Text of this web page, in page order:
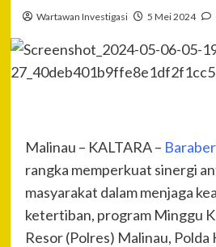
Wartawan Investigasi 5 Mei 2024
Malinau – KALTARA –
rangka memperkuat sinergi
masyarakat dalam menjaga
ketertiban, program Minggu
Resor (Polres) Malinau, Polda